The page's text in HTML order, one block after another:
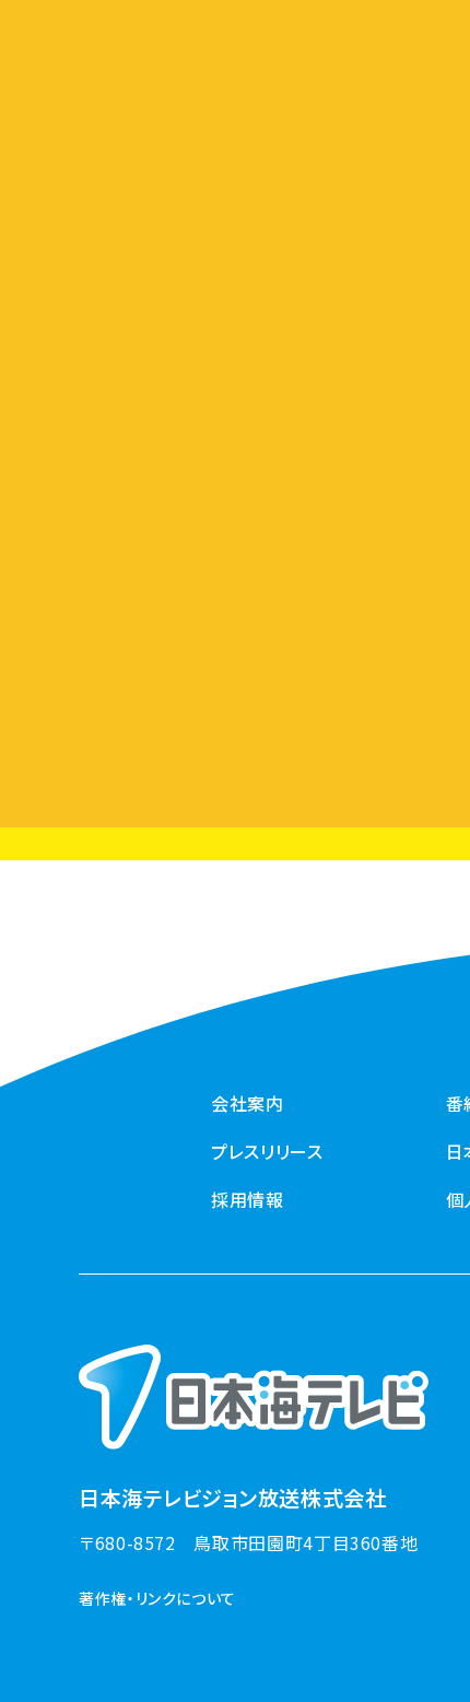
会社案内
プレスリリース
採用情報
番
個
日本海テレビジョン放送株式会社
〒680-8572 鳥取市田園町4丁目360番地
著作権・リンクについて